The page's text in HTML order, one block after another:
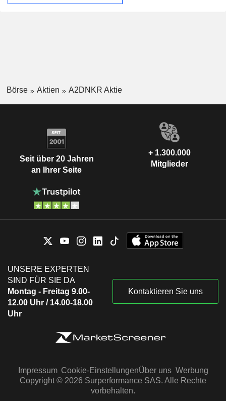
Börse Aktien A2DNKR Aktie
Seit über 20 Jahren
an Ihrer Seite
+ 1.300.000
Mitglieder
UNSERE EXPERTEN
SIND FÜR SIE DA
Montag - Freitag 9.00-
12.00 Uhr / 14.00-18.00
Uhr
Kontaktieren Sie uns
Impressum Cookie-EinstellungenÜber uns Werbung
Copyright © 2026 Surperformance SAS. Alle Rechte
vorbehalten.